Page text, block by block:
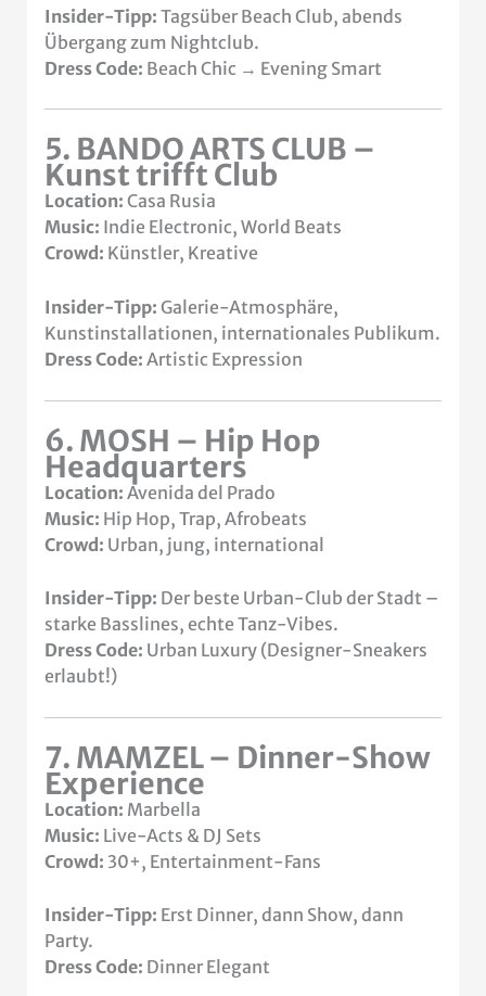
Insider-Tipp: Tagsüber Beach Club, abends
Übergang zum Nightclub.
Dress Code: Beach Chic → Evening Smart
5. BANDO ARTS CLUB –
Kunst trifft Club
Location: Casa Rusia
Music: Indie Electronic, World Beats
Crowd: Künstler, Kreative
Insider-Tipp: Galerie-Atmosphäre,
Kunstinstallationen, internationales Publikum.
Dress Code: Artistic Expression
6. MOSH – Hip Hop
Headquarters
Location: Avenida del Prado
Music: Hip Hop, Trap, Afrobeats
Crowd: Urban, jung, international
Insider-Tipp: Der beste Urban-Club der Stadt –
starke Basslines, echte Tanz-Vibes.
Dress Code: Urban Luxury (Designer-Sneakers
erlaubt!)
7. MAMZEL – Dinner-Show
Experience
Location: Marbella
Music: Live-Acts & DJ Sets
Crowd: 30+, Entertainment-Fans
Insider-Tipp: Erst Dinner, dann Show, dann
Party.
Dress Code: Dinner Elegant